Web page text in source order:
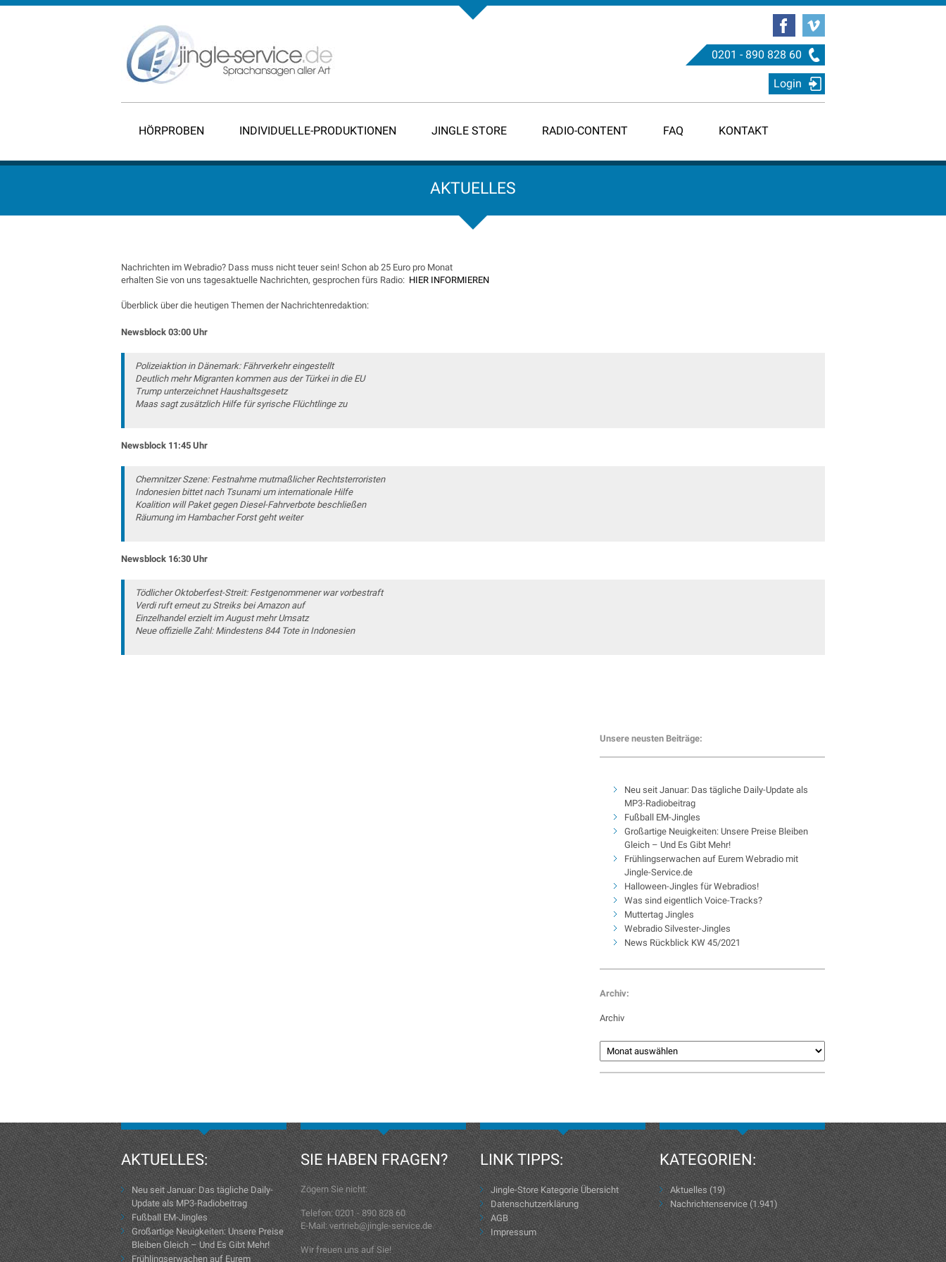
0201 - 890 828 60
Login
HÖRPROBEN INDIVIDUELLE-PRODUKTIONEN JINGLE STORE RADIO-CONTENT FAQ KONTAKT
AKTUELLES
Nachrichten im Webradio? Dass muss nicht teuer sein! Schon ab 25 Euro pro Monat
erhalten Sie von uns tagesaktuelle Nachrichten, gesprochen fürs Radio: HIER INFORMIEREN
Überblick über die heutigen Themen der Nachrichtenredaktion:
Newsblock 03:00 Uhr
Polizeiaktion in Dänemark: Fährverkehr eingestellt
Deutlich mehr Migranten kommen aus der Türkei in die EU
Trump unterzeichnet Haushaltsgesetz
Maas sagt zusätzlich Hilfe für syrische Flüchtlinge zu
Newsblock 11:45 Uhr
Chemnitzer Szene: Festnahme mutmaßlicher Rechtsterroristen
Indonesien bittet nach Tsunami um internationale Hilfe
Koalition will Paket gegen Diesel-Fahrverbote beschließen
Räumung im Hambacher Forst geht weiter
Newsblock 16:30 Uhr
Tödlicher Oktoberfest-Streit: Festgenommener war vorbestraft
Verdi ruft erneut zu Streiks bei Amazon auf
Einzelhandel erzielt im August mehr Umsatz
Neue offizielle Zahl: Mindestens 844 Tote in Indonesien
Unsere neusten Beiträge:
Neu seit Januar: Das tägliche Daily-Update als
MP3-Radiobeitrag
Fußball EM-Jingles
Großartige Neuigkeiten: Unsere Preise Bleiben
Gleich – Und Es Gibt Mehr!
Frühlingserwachen auf Eurem Webradio mit
Jingle-Service.de
Halloween-Jingles für Webradios!
Was sind eigentlich Voice-Tracks?
Muttertag Jingles
Webradio Silvester-Jingles
News Rückblick KW 45/2021
Archiv:
Archiv
AKTUELLES:
Neu seit Januar: Das tägliche Daily-
Update als MP3-Radiobeitrag
Fußball EM-Jingles
Großartige Neuigkeiten: Unsere Preise
Bleiben Gleich – Und Es Gibt Mehr!
Frühlingserwachen auf Eurem
SIE HABEN FRAGEN?
Zögern Sie nicht:
Telefon: 0201 - 890 828 60
E-Mail: vertrieb@jingle-service.de
Wir freuen uns auf Sie!
LINK TIPPS:
Jingle-Store Kategorie Übersicht
Datenschutzerklärung
AGB
Impressum
KATEGORIEN:
Aktuelles (19)
Nachrichtenservice(1.941)